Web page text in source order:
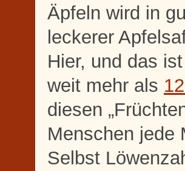
Äpfeln wird in
leckerer
Hier, und das
weit mehr als
diesen
Menschen jede
Selbst